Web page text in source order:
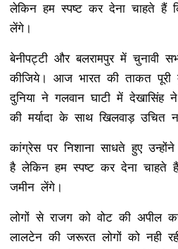
लेकिन हम स्पष्ट कर देना चाहते
लेंगे।
बेनीपट्टी और बलरामपुर में चुनावी
कीजिये। आज भारत की ताकत पूरी
दुनिया ने गलवान घाटी में देखासिंह
की मर्यादा के साथ खिलवाड़ उचित
कांग्रेस पर निशाना साधते हुए
है लेकिन हम स्पष्ट कर देना
जमीन लेंगे।
लोगों से राजग को वोट की अपील
लालटेन की जरूरत लोगों को नही